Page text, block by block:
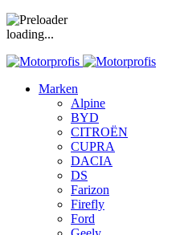
loading...
Marken
Alpine
BYD
CITROËN
CUPRA
DACIA
DS
Farizon
Firefly
Ford